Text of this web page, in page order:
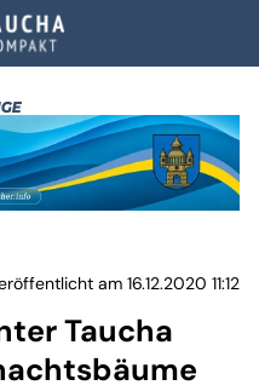
am 16.12.2020 11:12
Taucha